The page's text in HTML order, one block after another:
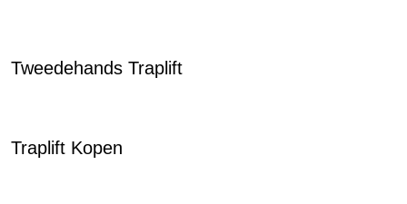
Tweedehands Traplift
Traplift Kopen